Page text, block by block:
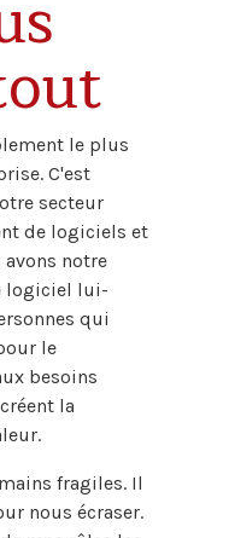
le plus
C'est
secteur
de logiciels et
avons notre
logiciel lui-
qui
le
besoins
la
fragiles. Il
nous écraser.